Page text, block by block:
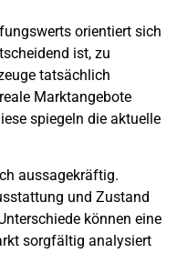
orientiert sich
ist, zu
tatsächlich
Marktangebote
spiegeln die aktuelle
aussagekräftig.
und Zustand
können eine
sorgfältig analysiert